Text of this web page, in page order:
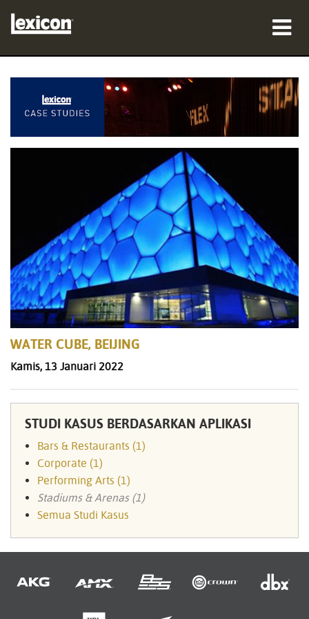
tempat membeli
profesional
dukungan
Bahasa/Wilayah
WATER CUBE, BEIJING
Kamis, 13 Januari 2022
STUDI KASUS BERDASARKAN APLIKASI
Bars & Restaurants (1)
Corporate (1)
Performing Arts (1)
Stadiums & Arenas (1)
Semua Studi Kasus